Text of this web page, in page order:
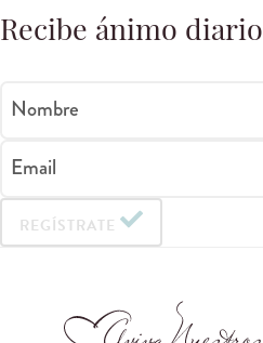
Recibe ánimo diario
Nombre
Email
REGÍSTRATE